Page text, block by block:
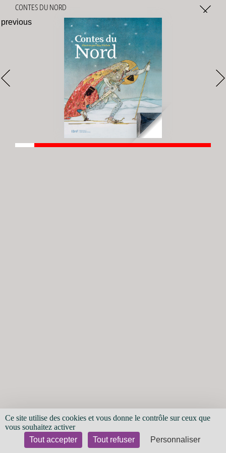
Gestion des cookies
Ce site utilise des cookies et vous donne le contrôle sur ceux que
vous souhaitez activer
Tout accepter
Tout refuser Personnaliser
previous
CONTES DU NORD